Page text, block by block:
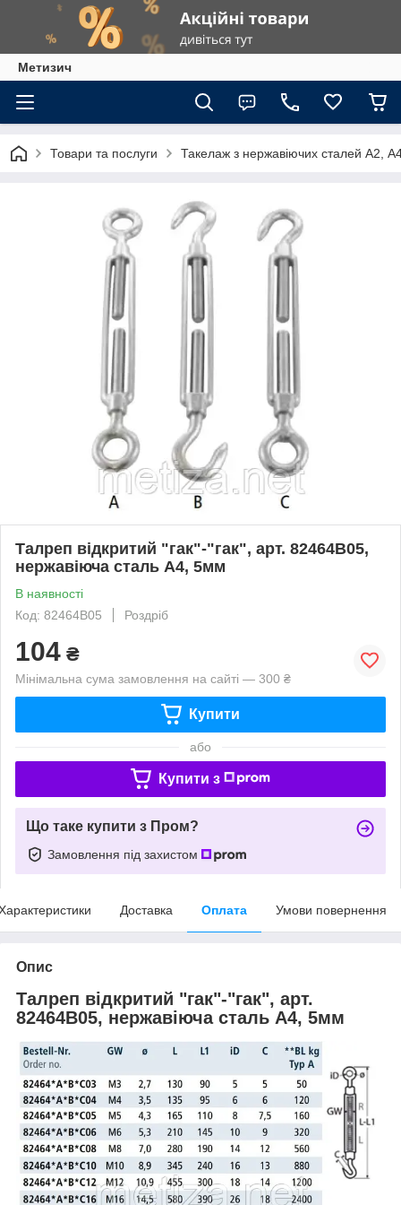
Метизич
Товари та послуги Такелаж з нержавіючих сталей А2,
Талреп відкритий "гак"-"гак", арт. 82464B05,
нержавіюча сталь А4, 5мм
В наявності
Код: 82464B05
Роздріб
104 ₴
Мінімальна сума замовлення на сайті — 300 ₴
Купити
або
Купити з
Що таке купити з Пром?
Замовлення під захистом
Доставка Оплата Умови повернення
Опис
Талреп відкритий "гак"-"гак", арт.
82464B05, нержавіюча сталь А4, 5мм